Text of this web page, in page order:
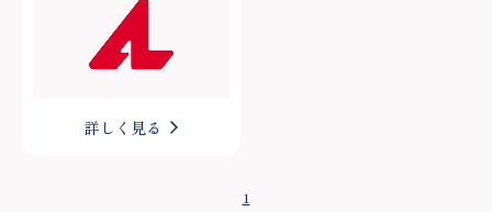
詳しく見る
1